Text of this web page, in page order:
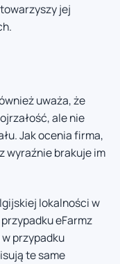
jej
uważa, że
ale nie
Jak ocenia firma,
wyraźnie brakuje im
lokalności w
eFarmz
przypadku
te same